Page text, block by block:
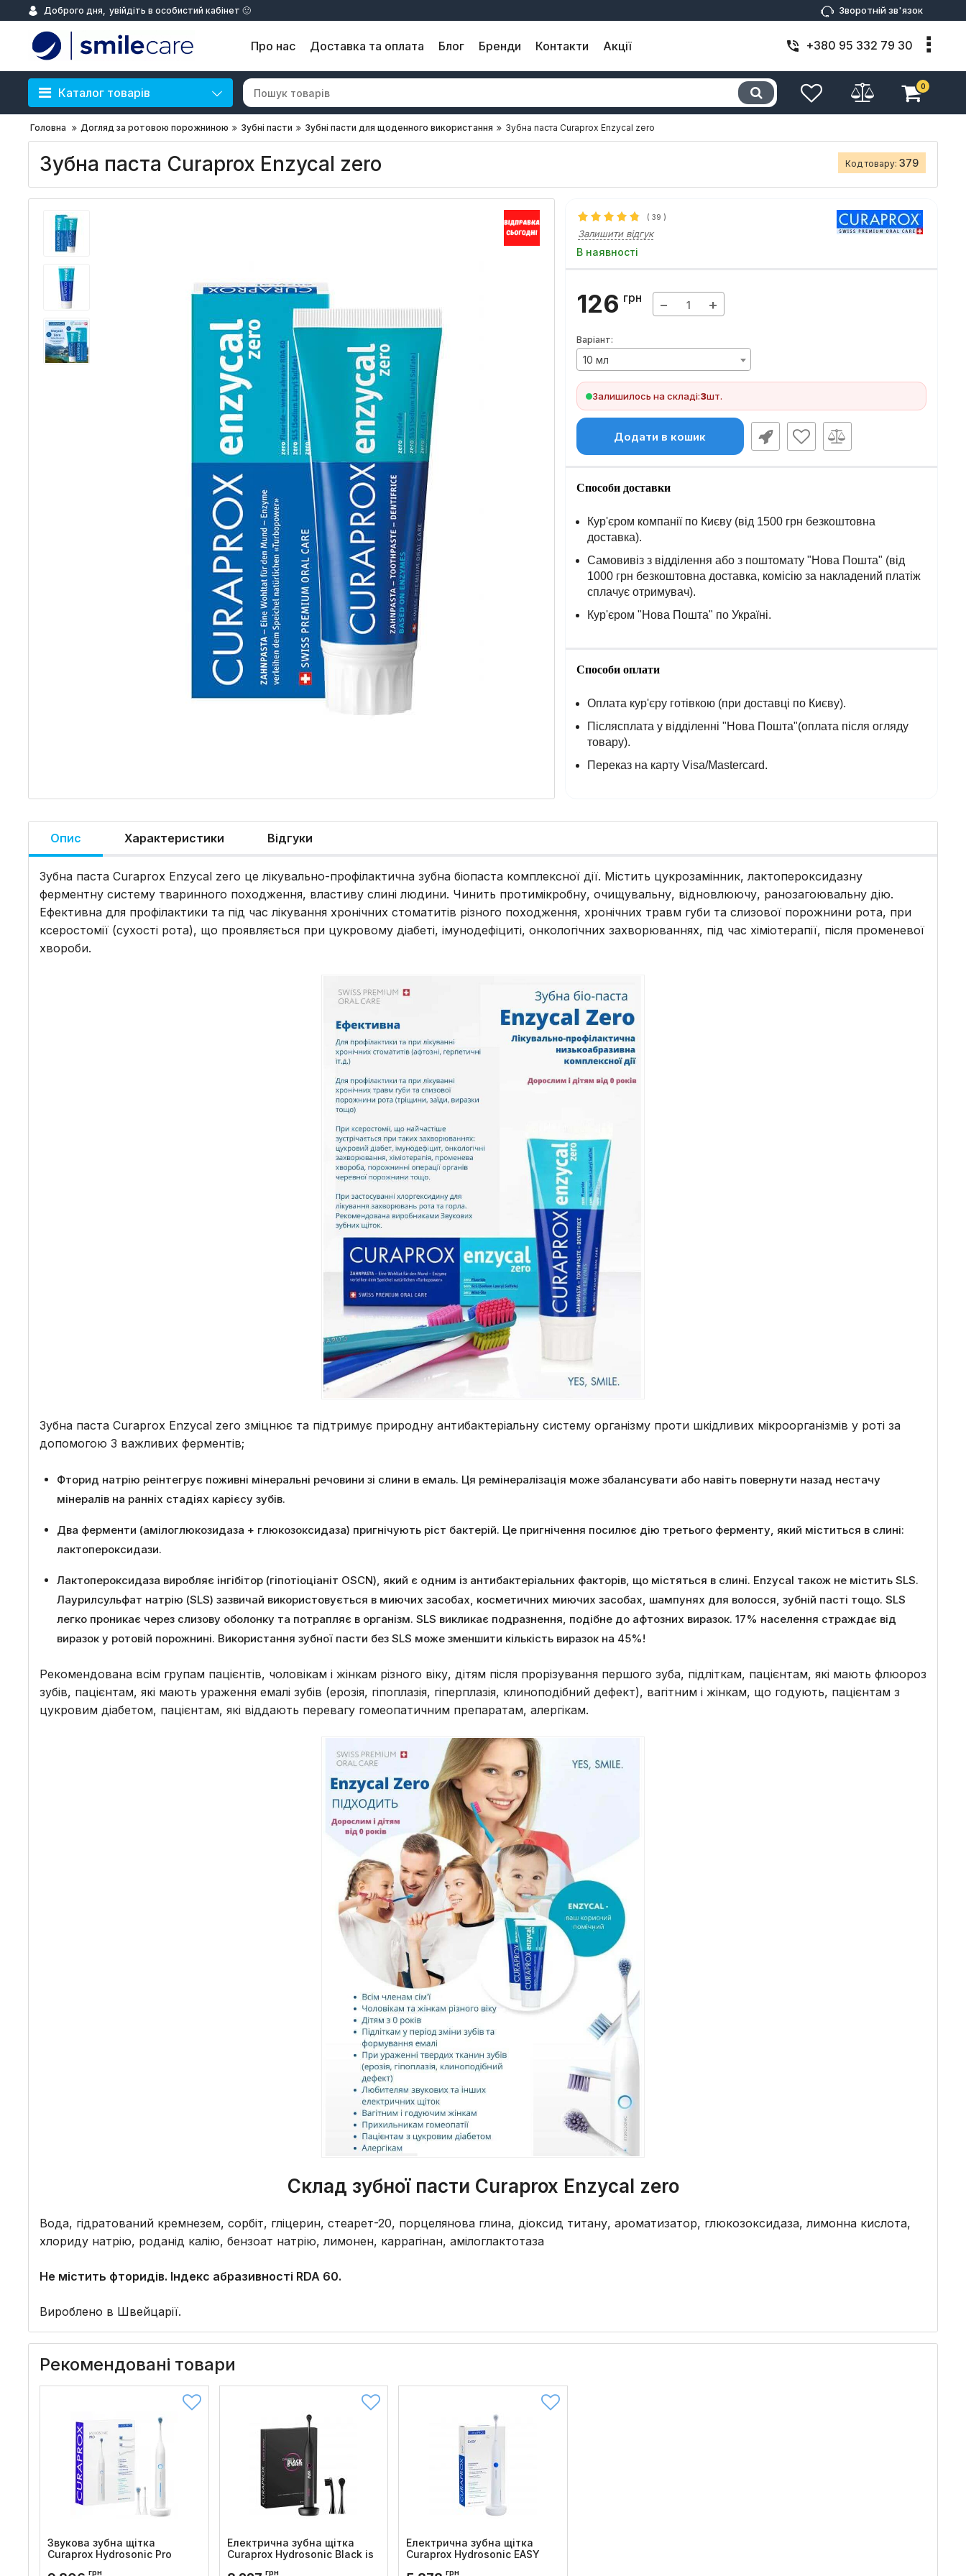
Доброго дня, увійдіть в особистий кабінет 🙂 Зворотній зв'язок
Про нас Доставка та оплата Блог Бренди Контакти Акції +380 95 332 79 30
Каталог товарів 0
Головна Догляд за ротовою порожниною Зубні пасти Зубні пасти для щоденного використання Зубна паста Curaprox Enzycal zero
Зубна паста Curaprox Enzycal zero Код товару: 379
( 39 )
Залишити відгук
В наявності
126 грн − +
Варіант:
10 мл
Залишилось на складі:3шт.
Додати в кошик
Способи доставки
Кур'єром компанії по Києву (від 1500 грн безкоштовна
доставка).
Самовивіз з відділення або з поштомату "Нова Пошта" (від
1000 грн безкоштовна доставка, комісію за накладений платіж
сплачує отримувач).
Кур'єром "Нова Пошта" по Україні.
Способи оплати
Оплата кур'єру готівкою (при доставці по Києву).
Післясплата у відділенні "Нова Пошта"(оплата після огляду
товару).
Переказ на карту Visa/Mastercard.
Опис Характеристики Відгуки
Зубна паста Curaprox Enzycal zero це лікувально-профілактична зубна біопаста комплексної дії. Містить цукрозамінник, лактопероксидазну
ферментну систему тваринного походження, властиву слині людини. Чинить протимікробну, очищувальну, відновлюючу, ранозагоювальну дію.
Ефективна для профілактики та під час лікування хронічних стоматитів різного походження, хронічних травм губи та слизової порожнини рота, при
ксеростомії (сухості рота), що проявляється при цукровому діабеті, імунодефіциті, онкологічних захворюваннях, під час хіміотерапії, після променевої
хвороби.
Зубна паста Curaprox Enzycal zero зміцнює та підтримує природну антибактеріальну систему організму проти шкідливих мікроорганізмів у роті за
допомогою 3 важливих ферментів;
Фторид натрію реінтегрує поживні мінеральні речовини зі слини в емаль. Ця ремінералізація може збалансувати або навіть повернути назад нестачу
мінералів на ранніх стадіях карієсу зубів.
Два ферменти (амілоглюкозидаза + глюкозоксидаза) пригнічують ріст бактерій. Це пригнічення посилює дію третього ферменту, який міститься в слині:
лактопероксидази.
Лактопероксидаза виробляє інгібітор (гіпотіоціаніт OSCN), який є одним із антибактеріальних факторів, що містяться в слині. Enzycal також не містить SLS.
Лаурилсульфат натрію (SLS) зазвичай використовується в миючих засобах, косметичних миючих засобах, шампунях для волосся, зубній пасті тощо. SLS
легко проникає через слизову оболонку та потрапляє в організм. SLS викликає подразнення, подібне до афтозних виразок. 17% населення страждає від
виразок у ротовій порожнині. Використання зубної пасти без SLS може зменшити кількість виразок на 45%!
Рекомендована всім групам пацієнтів, чоловікам і жінкам різного віку, дітям після прорізування першого зуба, підліткам, пацієнтам, які мають флюороз
зубів, пацієнтам, які мають ураження емалі зубів (ерозія, гіпоплазія, гіперплазія, клиноподібний дефект), вагітним і жінкам, що годують, пацієнтам з
цукровим діабетом, пацієнтам, які віддають перевагу гомеопатичним препаратам, алергікам.
Склад зубної пасти Curaprox Enzycal zero
Вода, гідратований кремнезем, сорбіт, гліцерин, стеарет-20, порцелянова глина, діоксид титану, ароматизатор, глюкозоксидаза, лимонна кислота,
хлориду натрію, роданід калію, бензоат натрію, лимонен, каррагінан, амілоглактотаза
Не містить фторидів. Індекс абразивності RDA 60.
Вироблено в Швейцарії.
Рекомендовані товари
Звукова зубна щітка
Curaprox Hydrosonic Pro
грн
Електрична зубна щітка
Curaprox Hydrosonic Black is
грн
Електрична зубна щітка
Curaprox Hydrosonic EASY
грн